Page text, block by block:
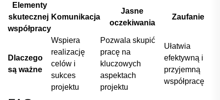
Elementy
skutecznej ​
współpracy
Komunikacja
Jasne
oczekiwania
Zaufanie
Dlaczego ​
są ważne
Wspiera
realizację‍
celów⁢ i
sukces
projektu
Pozwala skupić
pracę na
kluczowych
aspektach
projektu
Ułatwia⁣
efektywną i
przyjemną
współpracę